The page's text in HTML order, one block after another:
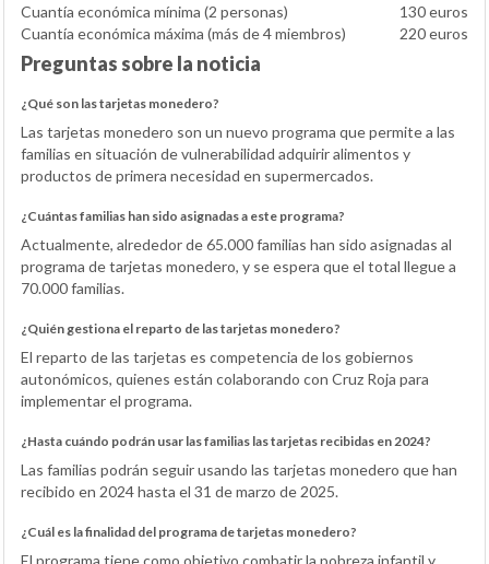
Cuantía económica mínima (2 personas)
130 euros
Cuantía económica máxima (más de 4 miembros)
220 euros
Preguntas sobre la noticia
¿Qué son las tarjetas monedero?
Las tarjetas monedero son un nuevo programa que permite a las
familias en situación de vulnerabilidad adquirir alimentos y
productos de primera necesidad en supermercados.
¿Cuántas familias han sido asignadas a este programa?
Actualmente, alrededor de 65.000 familias han sido asignadas al
programa de tarjetas monedero, y se espera que el total llegue a
70.000 familias.
¿Quién gestiona el reparto de las tarjetas monedero?
El reparto de las tarjetas es competencia de los gobiernos
autonómicos, quienes están colaborando con Cruz Roja para
implementar el programa.
¿Hasta cuándo podrán usar las familias las tarjetas recibidas en 2024?
Las familias podrán seguir usando las tarjetas monedero que han
recibido en 2024 hasta el 31 de marzo de 2025.
¿Cuál es la finalidad del programa de tarjetas monedero?
El programa tiene como objetivo combatir la pobreza infantil y